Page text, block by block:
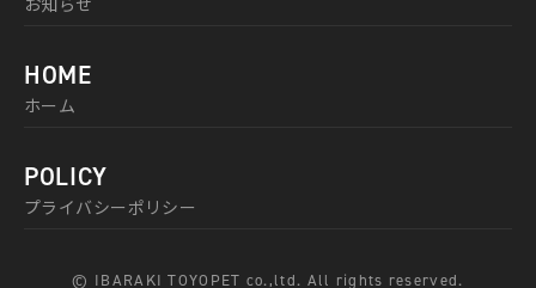
HOME
ホーム
POLICY
プライバシーポリシー
© IBARAKI TOYOPET co.,ltd. All rights reserved.